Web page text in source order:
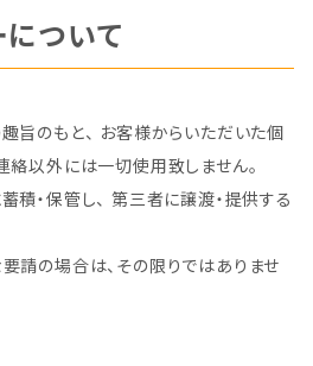
ついて
旨のもと、 お客様からいただいた個
以外には一切使用致しません。
積・保管し、 第三者に譲渡・提供する
請の場合は、その限りではありませ